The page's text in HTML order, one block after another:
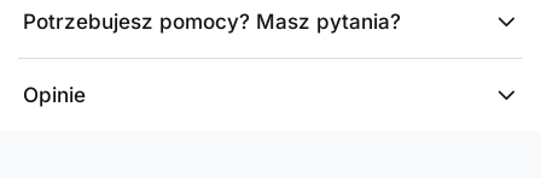
Potrzebujesz pomocy? Masz pytania?
Opinie